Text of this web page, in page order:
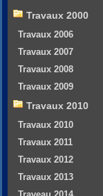
Travaux 2000
Travaux 2006
Travaux 2007
Travaux 2008
Travaux 2009
Travaux 2010
Travaux 2010
Travaux 2011
Travaux 2012
Travaux 2013